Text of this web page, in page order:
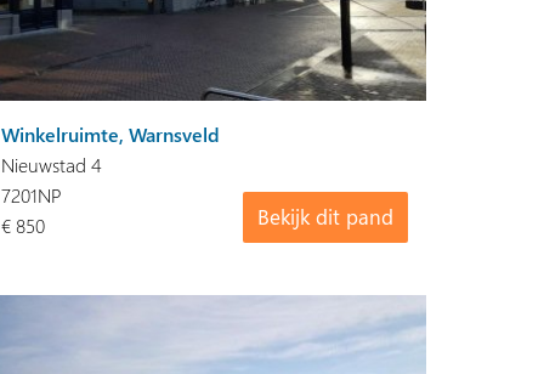
Winkelruimte, Warnsveld
Nieuwstad 4
Bekijk dit pand
7201NP
€ 850